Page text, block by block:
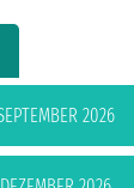
2026